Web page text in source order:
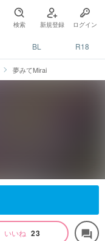
検索 新規登録 ログイン
BL R18
夢みてMirai
いいね 23 forum